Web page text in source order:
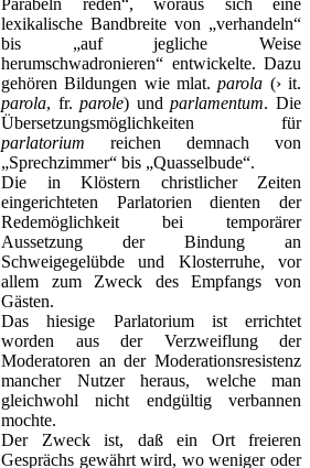
Parabeln reden“, woraus sich eine
lexikalische Bandbreite von „verhandeln“
bis „auf jegliche Weise
herumschwadronieren“ entwickelte. Dazu
gehören Bildungen wie mlat.parola (› it.
parola, fr.parole) undparlamentum. Die
Übersetzungsmöglichkeiten für
parlatorium reichen demnach von
„Sprechzimmer“ bis „Quasselbude“.
Die in Klöstern christlicher Zeiten
eingerichteten Parlatorien dienten der
Redemöglichkeit bei temporärer
Aussetzung der Bindung an
Schweigegelübde und Klosterruhe, vor
allem zum Zweck des Empfangs von
Gästen.
Das hiesige Parlatorium ist errichtet
worden aus der Verzweiflung der
Moderatoren an der Moderationsresistenz
mancher Nutzer heraus, welche man
gleichwohl nicht endgültig verbannen
mochte.
Der Zweck ist, daß ein Ort freieren
Gesprächs gewährt wird, wo weniger oder